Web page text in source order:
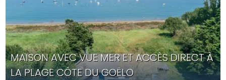
MAISON AVEC VUE MER ET ACCÈS DIRECT À
LA PLAGE CÔTE DU GOËLO